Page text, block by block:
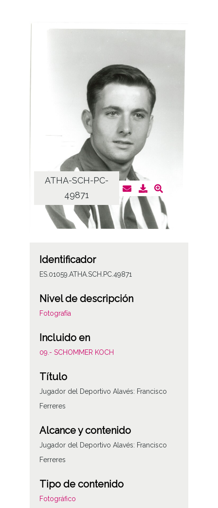
ATHA-SCH-PC-
49871
Identificador
ES.01059.ATHA.SCH.PC.49871
Nivel de descripción
Fotografía
Incluido en
09.- SCHOMMER KOCH
Título
Jugador del Deportivo Alavés: Francisco
Ferreres
Alcance y contenido
Jugador del Deportivo Alavés: Francisco
Ferreres
Tipo de contenido
Fotográfico